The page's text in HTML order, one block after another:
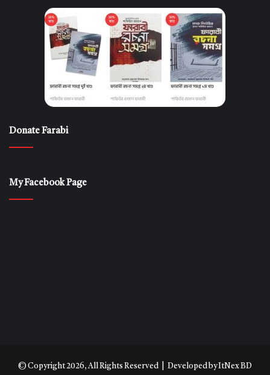
Donate Farabi
My Facebook Page
© Copyright 2026, All Rights Reserved | Developed byItNex BD